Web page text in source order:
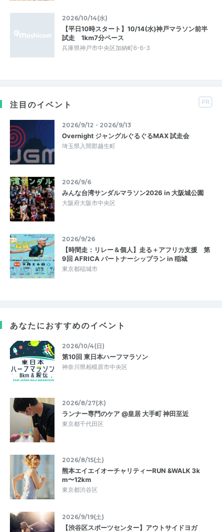
2026/10/14(水)
【平日10時スタート】10/14(水)神戸マラソン前半
試走 1km7分ペース
兵庫県神戸市中央区加納町6-6-3
注目のイベント PR
2026/9/12・2026/9/13
Overnight ジャングルぐるぐるMAX 試走会
埼玉県入間郡越生町
2026/9/6
みんな台湾サンダルマラソン2026 in 大阪城公園
大阪府大阪市中央区
2026/9/26
【時間走：リレー＆個人】走る＋アフリカ支援 第
9回 AFRICA パートナーシップラン in 稲城
東京都稲城市
あなたにおすすめのイベント
2026/10/4(日)
第10回 東日本ハーフマラソン
神奈川県相模原市中央区
2026/8/27(木)
ランナー専門のケア @皇居 大手町 神田至近
東京都千代田区
2026/8/15(土)
熊本エイエイオーチャリティーRUN &WALK 3k
m〜12km
東京都渋谷区
2026/9/19(土)
【渋谷区スポーツセンター】アウトサイドヨガ